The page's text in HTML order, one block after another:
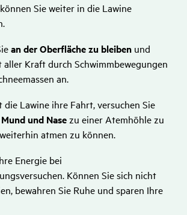
Sie weiter in die Lawine
an der Oberfläche zu bleiben und
aller Kraft durch Schwimmbewegungen
an.
die Lawine ihre Fahrt, versuchen Sie
und Nasezu einer Atemhöhle zu
atmen zu können.
Energie bei
Können Sie sich nicht
bewahren Sie Ruhe und sparen Ihre